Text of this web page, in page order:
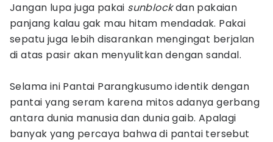
Jangan lupa juga pakai sunblockdan pakaian
panjang kalau gak mau hitam mendadak. Pakai
sepatu juga lebih disarankan mengingat berjalan
di atas pasir akan menyulitkan dengan sandal.
Selama ini Pantai Parangkusumo identik dengan
pantai yang seram karena mitos adanya gerbang
antara dunia manusia dan dunia gaib. Apalagi
banyak yang percaya bahwa di pantai tersebut